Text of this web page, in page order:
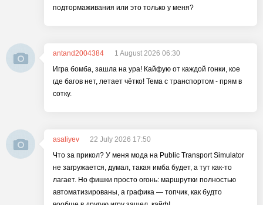
подтормаживания или это только у меня?
antand2004384
1 August 2026 06:30
Игра бомба, зашла на ура! Кайфую от каждой гонки, кое
где багов нет, летает чётко! Тема с транспортом - прям в
сотку.
asaliyev
22 July 2026 17:50
Что за прикол? У меня мода на Public Transport Simulator
не загружается, думал, такая имба будет, а тут как-то
лагает. Но фишки просто огонь: маршрутки полностью
автоматизированы, а графика — топчик, как будто